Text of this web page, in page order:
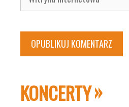
internetowa
KONCERTY